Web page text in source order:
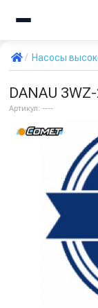
Насосы
DANAU
Артикул: ----